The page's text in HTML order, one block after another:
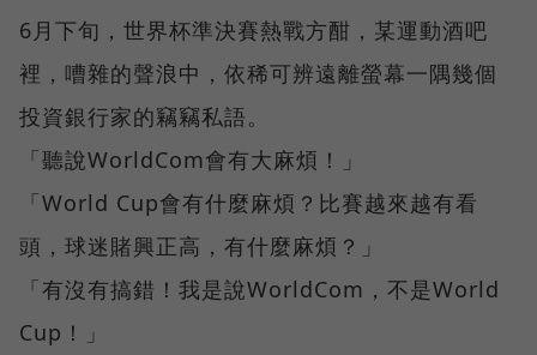
6月下旬，世界杯準決賽熱戰方酣，某運動酒吧
裡，嘈雜的聲浪中，依稀可辨遠離螢幕一隅幾個
投資銀行家的竊竊私語。
「聽說WorldCom會有大麻煩！」
「World Cup會有什麼麻煩？比賽越來越有看
頭，球迷賭興正高，有什麼麻煩？」
「有沒有搞錯！我是說WorldCom，不是World
Cup！」